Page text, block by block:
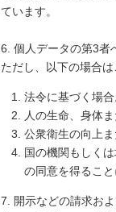
ています。
6. 個人データの第3者
ただし、以下の場合は
法令に基づく場合
人の生命、身体
公衆衛生の向上
国の機関もしく
の同意を得るこ
7. 開示などの請求お